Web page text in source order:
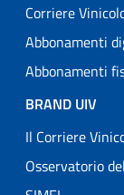
Corriere
Abbonamenti
Abbonamenti
BRAND UIV
Il Corriere
Osservatorio